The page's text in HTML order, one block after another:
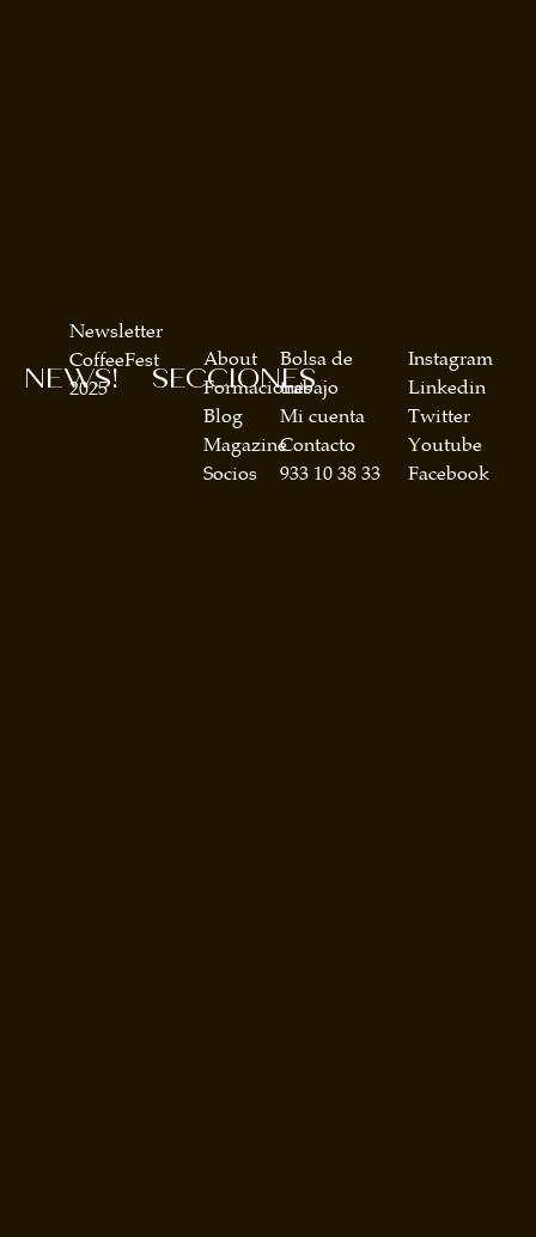
SECCIONES
About
Formaciones
Blog
Magazine
Socios
Bolsa de
trabajo
Mi cuenta
Contacto
933 10 38 33
NEWS!
Newsletter
CoffeeFest
2025
Instagram
Linkedin
Twitter
Youtube
Facebook